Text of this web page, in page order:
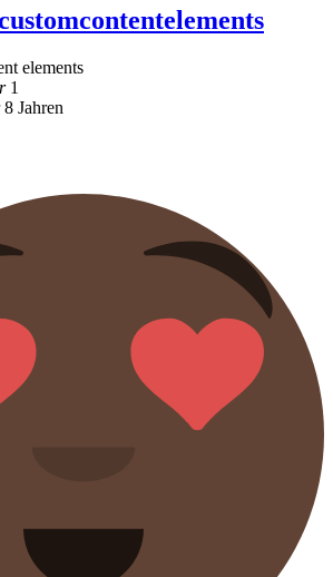
elements
1
Jahren